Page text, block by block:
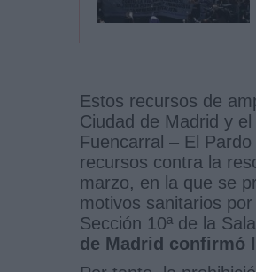
Estos recursos de
Ciudad de Madrid y
Fuencarral – El
recursos contra la
marzo, en la que se
motivos sanitarios
Sección 10ª de la
de Madrid confirmó